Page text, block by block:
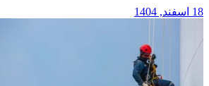
18 اسفند, 1404